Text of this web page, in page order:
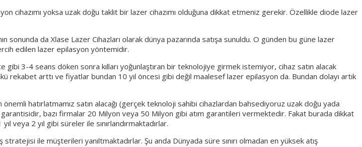
cihazımı yoksa uzak doğu taklit bir lazer cihazımı olduğuna dikkat etmeniz gerekir. Özellikle diode lazer
sonunda da Xlase Lazer Cihazları olarak dünya pazarında satışa sunuldu. O günden bu güne lazer
edilen lazer epilasyon yöntemidir.
3-4 seans döken sonra kılları yoğunlaştıran bir teknolojiye girmek istemiyor, cihaz satın alacak
arttı ve fiyatlar bundan 10 yıl öncesi gibi değil maalesef lazer epilasyon da. Bundan dolayı artık
hatırlatmamız satın alacağı (gerçek teknoloji sahibi cihazlardan bahsediyoruz uzak doğu yada
garantisidir, bazı firmalar 20 Milyon veya 50 Milyon gibi atım garantileri vermektedir. Fakat burada dikkat
veya 2 yıl gibi süreler ile sınırlandırmaktadırlar.
stratejisi ile müşterileri yanıltmaktadırlar. Şu anda Dünyada süre sınırı olmadan en yüksek atış